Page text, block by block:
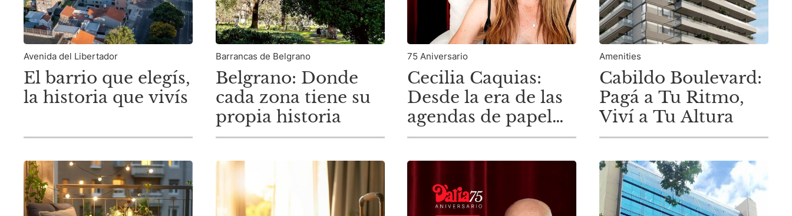
Avenida del Libertador
El barrio que elegís,
la historia que vivís
Barrancas de Belgrano
Belgrano: Donde
cada zona tiene su
propia historia
75 Aniversario
Cecilia Caquias:
Desde la era de las
agendas de papel
hasta la gestión de
operaciones
Amenities
Cabildo Boulevard:
Pagá a Tu Ritmo,
Viví a Tu Altura